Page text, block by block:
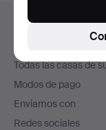
el
pie
de
página
Ayuda y contacto
Contacta con el
Todas las casas de
Modos de pago
Enviamos con
Redes sociales